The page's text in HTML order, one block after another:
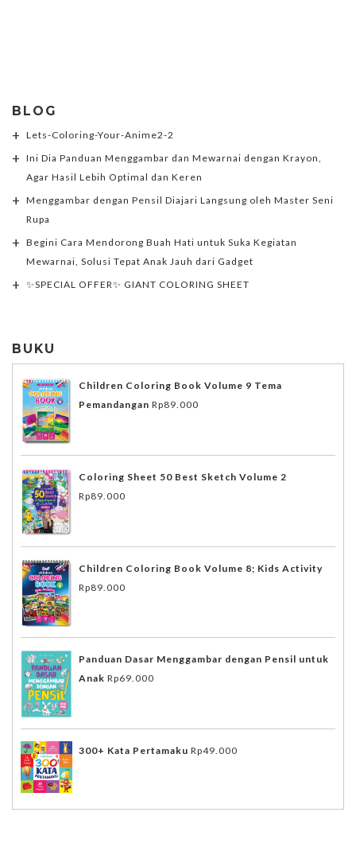
BLOG
Lets-Coloring-Your-Anime2-2
Ini Dia Panduan Menggambar dan Mewarnai dengan Krayon,
Agar Hasil Lebih Optimal dan Keren
Menggambar dengan Pensil Diajari Langsung oleh Master Seni
Rupa
Begini Cara Mendorong Buah Hati untuk Suka Kegiatan
Mewarnai, Solusi Tepat Anak Jauh dari Gadget
✨SPECIAL OFFER✨ GIANT COLORING SHEET
BUKU
Children Coloring Book Volume 9 Tema
Pemandangan Rp89.000
Coloring Sheet 50 Best Sketch Volume 2
Rp89.000
Children Coloring Book Volume 8; Kids Activity
Rp89.000
Panduan Dasar Menggambar dengan Pensil untuk
Anak Rp69.000
300+ Kata Pertamaku Rp49.000